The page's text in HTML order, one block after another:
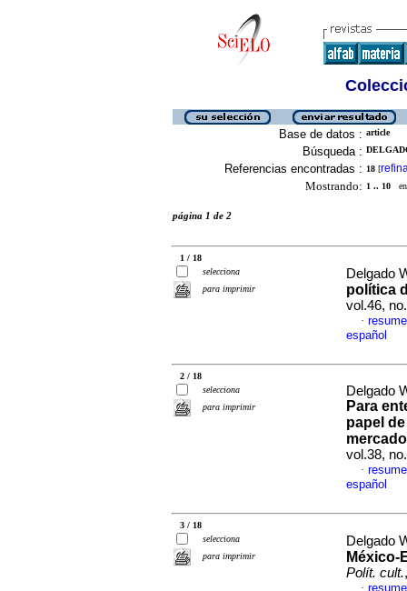
Base de datos : article
Búsqueda :
Referencias encontradas : 18 [
Mostrando: 1 .. 10 en
página 1 de 2
1 / 18
selecciona
para imprimir
Delgado
política
vol.46,
·
español
2 / 18
selecciona
para imprimir
Delgado
Para
papel
vol.38,
·
español
3 / 18
selecciona
para imprimir
Delgado
México-
Polít. cult.
·